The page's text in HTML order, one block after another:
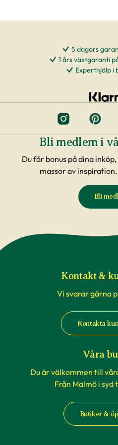
5 dagars
1 års växtgaranti
Experthjälp i
Bli medlem i
Du får bonus på dina
massor av
Bli
Kontakt &
Vi svarar gärna
Kontakta
Våra
Du är välkommen till
Från Malmö i syd
Butiker &